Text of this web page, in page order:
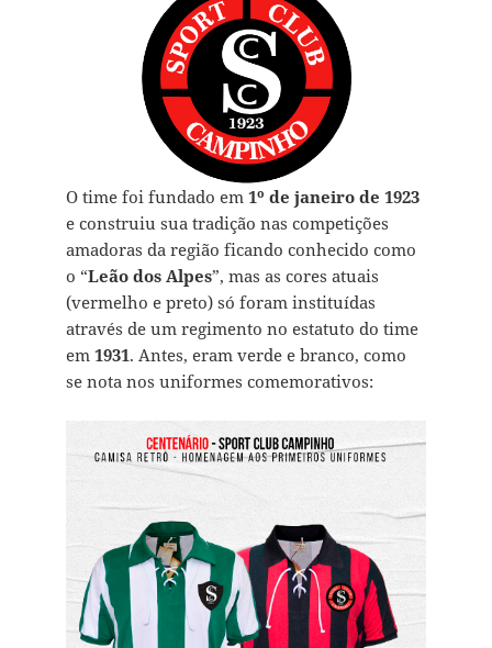
O time foi fundado em 1º de janeiro de 1923
e construiu sua tradição nas competições
amadoras da região ficando conhecido como
o “Leão dos Alpes”, mas as cores atuais
(vermelho e preto) só foram instituídas
através de um regimento no estatuto do time
em 1931. Antes, eram verde e branco, como
se nota nos uniformes comemorativos: